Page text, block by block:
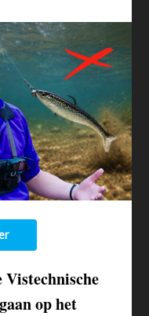
Vistechnische
op het